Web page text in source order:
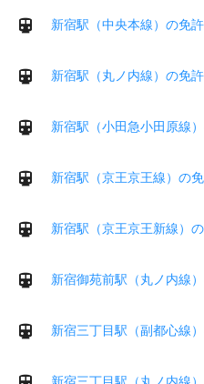
新宿駅（中央本線）の免
新宿駅（丸ノ内線）の免
新宿駅（小田急小田原線
新宿駅（京王京王線）の
新宿駅（京王京王新線）
新宿御苑前駅（丸ノ内線
新宿三丁目駅（副都心線
新宿三丁目駅（丸ノ内線